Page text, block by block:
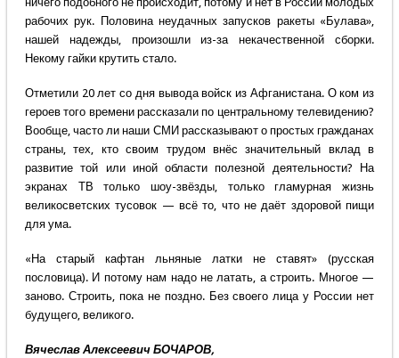
рабочих рук. Половина неудачных запусков ракеты «Булава»,
нашей надежды, произошли из-за некачественной сборки.
Некому гайки крутить стало.
Отметили 20 лет со дня вывода войск из Афганистана. О ком из
героев того времени рассказали по центральному телевидению?
Вообще, часто ли наши СМИ рассказывают о простых гражданах
страны, тех, кто своим трудом внёс значительный вклад в
развитие той или иной области полезной деятельности? На
экранах ТВ только шоу-звёзды, только гламурная жизнь
великосветских тусовок — всё то, что не даёт здоровой пищи
для ума.
«На старый кафтан льняные латки не ставят» (русская
пословица). И потому нам надо не латать, а строить. Многое —
заново. Строить, пока не поздно. Без своего лица у России нет
будущего, великого.
Вячеслав Алексеевич БОЧАРОВ,